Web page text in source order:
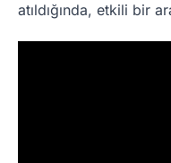
atıldığında, etkili bir